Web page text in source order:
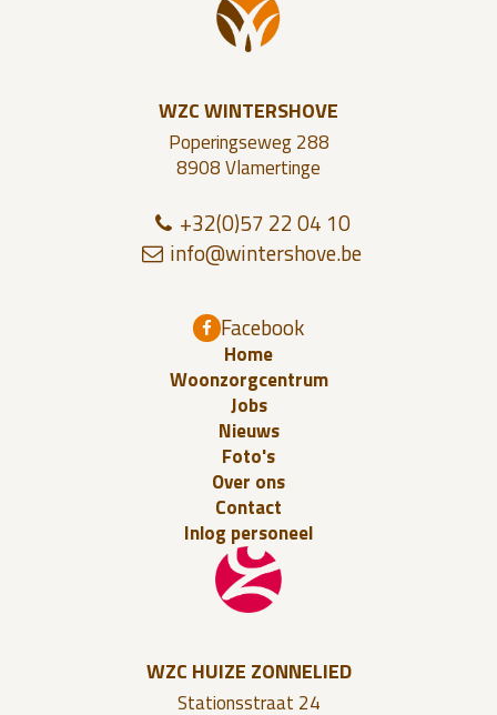
WZC WINTERSHOVE
Poperingseweg 288
8908 Vlamertinge
+32(0)57 22 04 10
info@wintershove.be
Facebook
Home
Woonzorgcentrum
Jobs
Nieuws
Foto's
Over ons
Contact
Inlog personeel
WZC HUIZE ZONNELIED
Stationsstraat 24